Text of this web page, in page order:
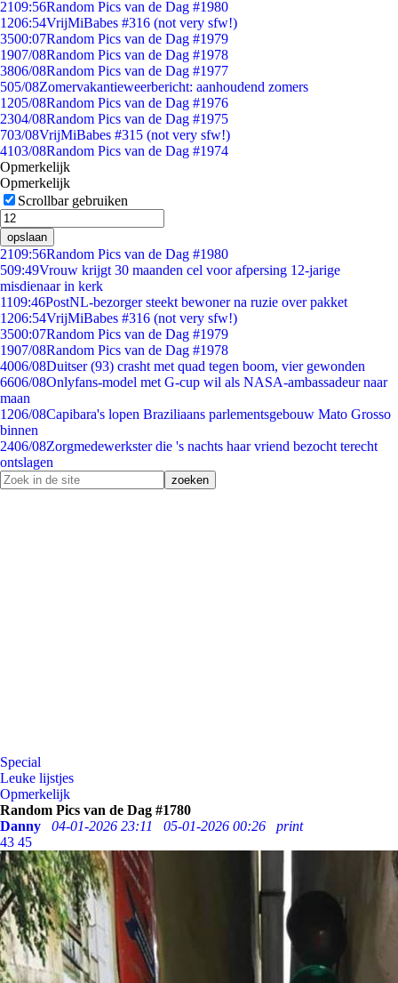
2109:56Random Pics van de Dag #1980
1206:54VrijMiBabes #316 (not very sfw!)
3500:07Random Pics van de Dag #1979
1907/08Random Pics van de Dag #1978
3806/08Random Pics van de Dag #1977
505/08Zomervakantieweerbericht: aanhoudend zomers
1205/08Random Pics van de Dag #1976
2304/08Random Pics van de Dag #1975
703/08VrijMiBabes #315 (not very sfw!)
4103/08Random Pics van de Dag #1974
Opmerkelijk
Opmerkelijk
Scrollbar gebruiken
opslaan
2109:56Random Pics van de Dag #1980
509:49Vrouw krijgt 30 maanden cel voor afpersing 12-jarige
misdienaar in kerk
1109:46PostNL-bezorger steekt bewoner na ruzie over pakket
1206:54VrijMiBabes #316 (not very sfw!)
3500:07Random Pics van de Dag #1979
1907/08Random Pics van de Dag #1978
4006/08Duitser (93) crasht met quad tegen boom, vier gewonden
6606/08Onlyfans-model met G-cup wil als NASA-ambassadeur naar
maan
1206/08Capibara's lopen Braziliaans parlementsgebouw Mato Grosso
binnen
2406/08Zorgmedewerkster die 's nachts haar vriend bezocht terecht
ontslagen
Special
Leuke lijstjes
Opmerkelijk
Random Pics van de Dag #1780
Danny
04-01-2026 23:11 05-01-2026 00:26
print
43 45